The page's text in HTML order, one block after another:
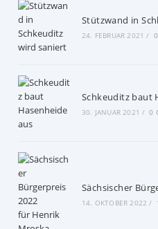
Stützwand in
24. FEBRUAR 2021 /
Schkeuditz baut
30. JANUAR 2021 / 0
Sächsischer
14. OKTOBER 2022 /